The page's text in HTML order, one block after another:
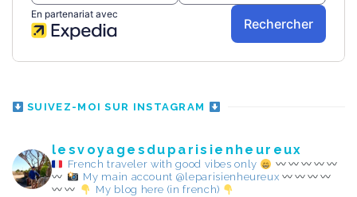
SUIVEZ-MOI SUR INSTAGRAM
lesvoyagesduparisienheureux
French traveler with good vibes only
My main account @leparisienheureux
My blog here (in french)